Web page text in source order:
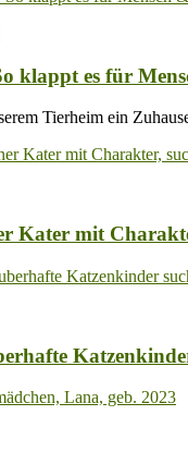
klappt es für
Tierheim ein
Kater mit